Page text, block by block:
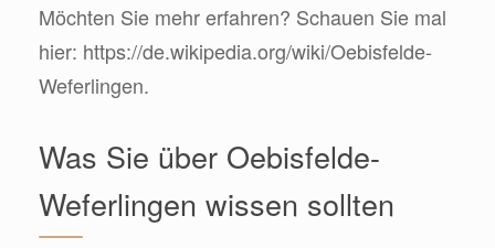
Möchten Sie mehr erfahren? Schauen Sie mal
hier: https://de.wikipedia.org/wiki/Oebisfelde-
Weferlingen.
Was Sie über Oebisfelde-
Weferlingen wissen sollten